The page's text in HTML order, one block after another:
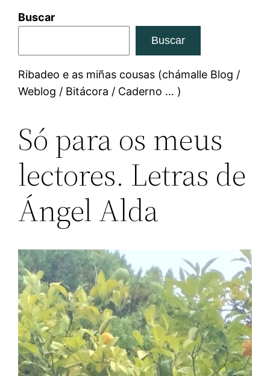
Buscar
Buscar
Ribadeo e as miñas cousas (chámalle Blog /
Weblog / Bitácora / Caderno … )
Só para os meus
lectores. Letras de
Ángel Alda